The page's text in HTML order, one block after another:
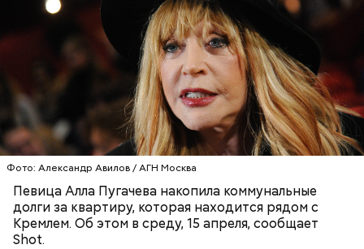
Фото: Александр Авилов / АГН Москва
Певица Алла Пугачева накопила коммунальные
долги за квартиру, которая находится рядом с
Кремлем. Об этом в среду, 15 апреля, сообщает
Shot.
День малины со сливками отмечается в США в
честь вкусового сочетания этой ягоды со сливками.
В этот праздник люди едят не только малину со
сливками, но и другие десерты на основе этих
двух ингредиентов. Их можно купить в магазине
или сделать самостоятельно вместе со своими
родными и близкими.
— Кабачки нужно натереть длинными слайсами
(это можно сделать на специальной терке),
похожими на спагетти, и уложить в противень.
Дальше нужно добавить немного растительного
масла, соль, а сверху бросить хаотично
порезанную брынзу. Затем добавляются помидоры
черри или грунтовые, — рассказал шеф-повар.
— Там может содержаться огромное количество
нитратов, которое вызовет головокружение,
гипоксию и ухудшение физического состояния, —